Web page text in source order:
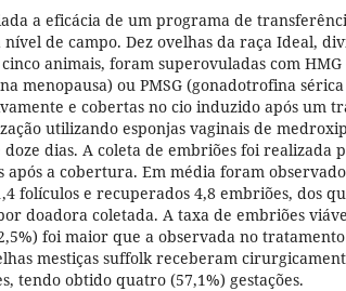
a eficácia de um programa de
nível de campo. Dez ovelhas da raça Ideal,
animais, foram superovuladas com
menopausa) ou PMSG (gonadotrofina
e cobertas no cio induzido após um
utilizando esponjas vaginais de
dias. A coleta de embriões foi realizada
após a cobertura. Em média foram
folículos e recuperados 4,8 embriões, dos
doadora coletada. A taxa de embriões
foi maior que a observada no tratamento
mestiças suffolk receberam
tendo obtido quatro (57,1%) gestações.